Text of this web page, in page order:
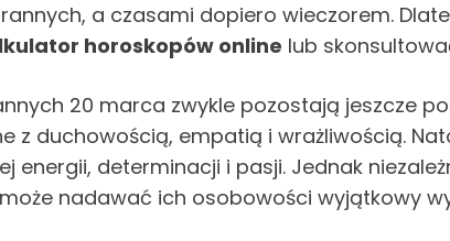
a czasami dopiero wieczorem.
horoskopów online lub
20 marca zwykle pozostają jeszcze
z duchowością, empatią i wrażliwością.
energii, determinacji i pasji. Jednak
nadawać ich osobowości wyjątkowy